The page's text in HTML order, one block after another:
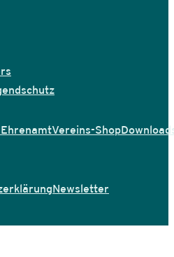
Vereins-Shop
Newsletter